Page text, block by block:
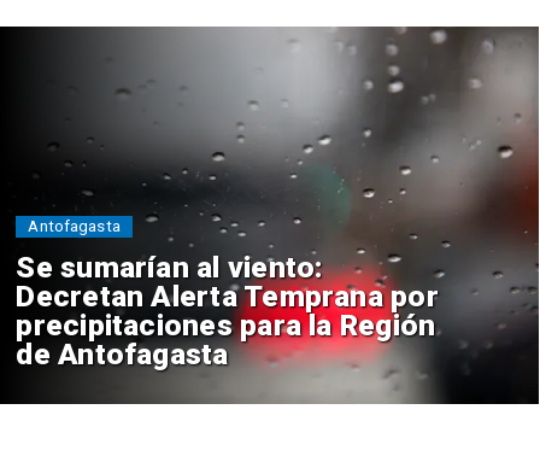
Se sumarían al viento:
Decretan Alerta Temprana por
precipitaciones para la Región
de Antofagasta
Antofagasta